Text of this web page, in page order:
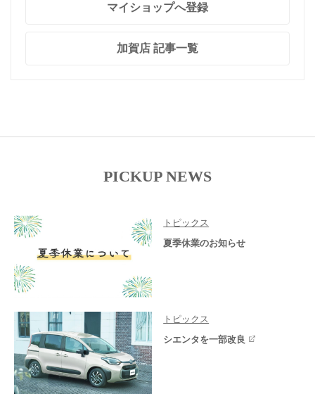
マイショップへ登録
加賀店 記事一覧
PICKUP NEWS
トピックス
夏季休業のお知らせ
トピックス
シエンタを一部改良